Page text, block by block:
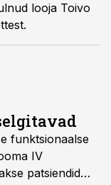
looja Toivo
funktsionaalse
IV
patsiendid